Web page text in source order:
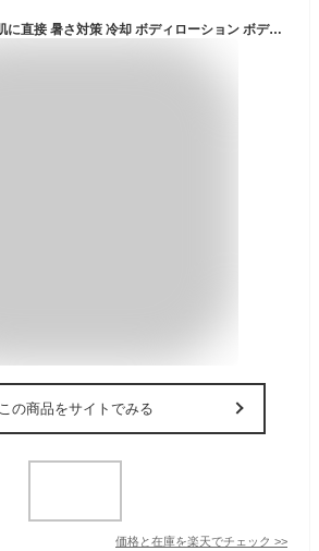
冷感 スプレー ミスト 肌に直接 暑さ対策 冷却 ボディローション ボディスプレー ボディミスト デオドラント 冷感グッズ におい 消臭 加齢臭 しみない 虫除け アイスミント スキンケア クールミスト カペラビューティー SHIRO BLUE
この商品をサイトでみる
価格と在庫を楽天でチェック >>